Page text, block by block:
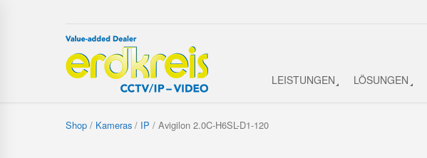
LEISTUNGEN LÖSUNGEN
Shop / Kameras / IP / Avigilon 2.0C-H6SL-D1-120